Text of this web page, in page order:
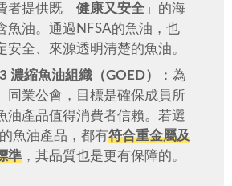
者提供既「 健康又安全」的海
魚油。通過NFSA的魚油，也
安全、來源透明清楚的魚油。
濃縮魚油組織（GOED）
：為
同業公會，目標是確保成員所
油產品值得消費者信賴。若選
魚油產品，都有符合重金屬及
準，其品質也是更有保障的。